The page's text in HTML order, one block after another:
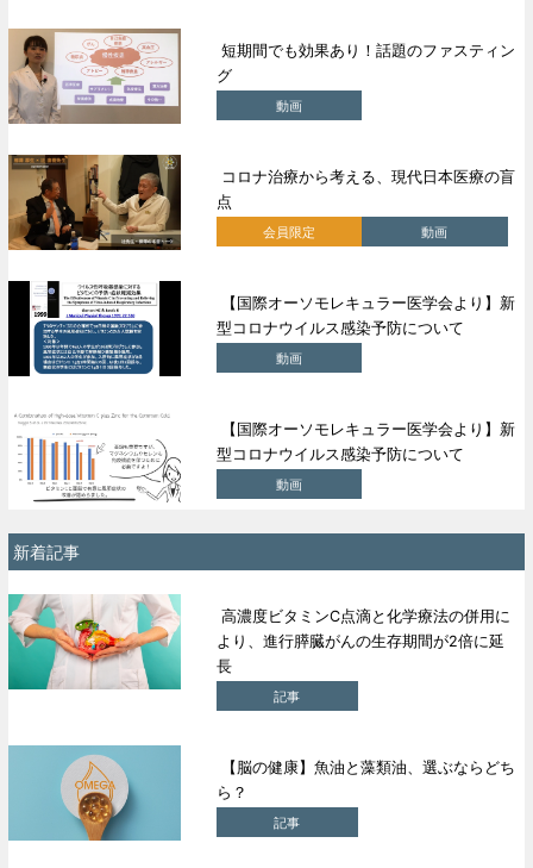
短期間でも効果あり！話題のファスティン
グ
動画
コロナ治療から考える、現代日本医療の盲
点
会員限定 動画
【国際オーソモレキュラー医学会より】新
型コロナウイルス感染予防について
動画
【国際オーソモレキュラー医学会より】新
型コロナウイルス感染予防について
動画
新着記事
高濃度ビタミンC点滴と化学療法の併用に
より、進行膵臓がんの生存期間が2倍に延
長
記事
【脳の健康】魚油と藻類油、選ぶならどち
ら？
記事